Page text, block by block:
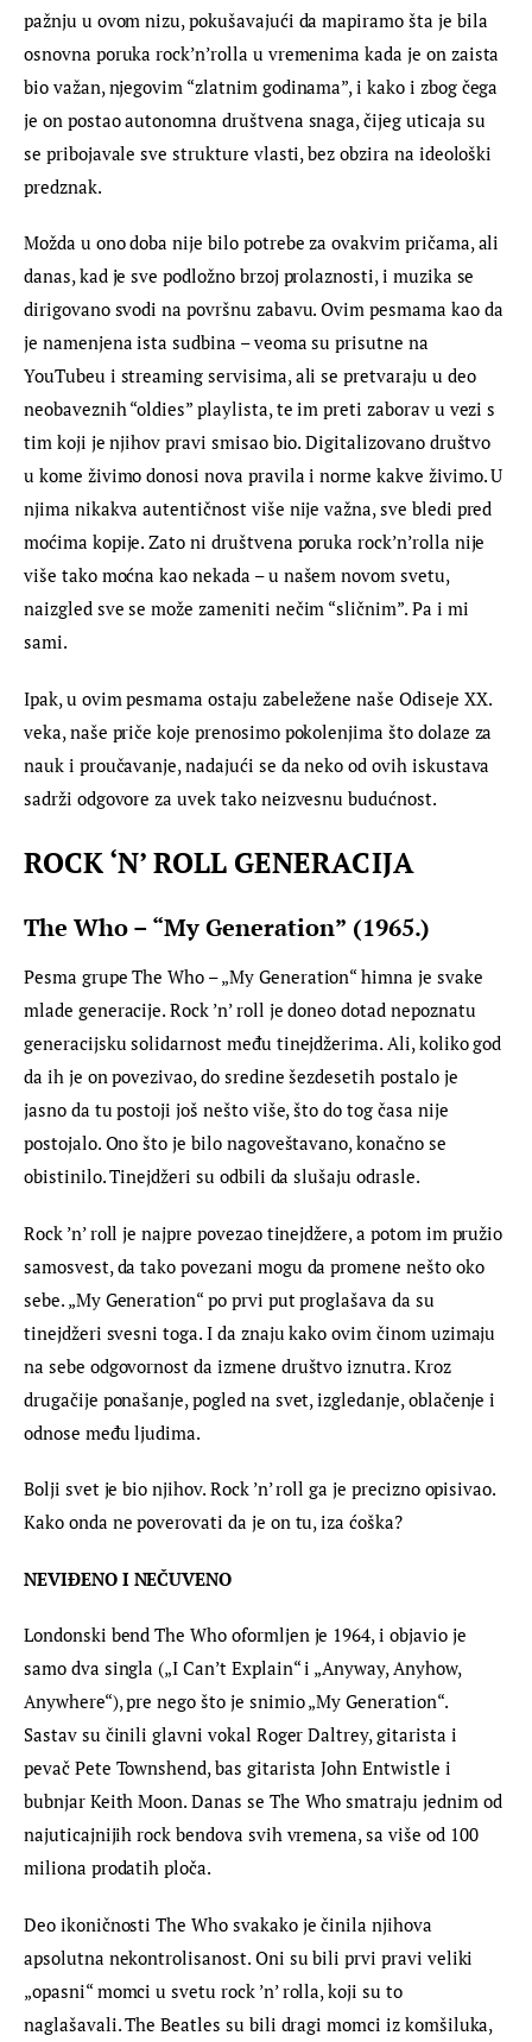
pažnju u ovom nizu, pokušavajući da mapiramo šta je bila
osnovna poruka rock’n’rolla u vremenima kada je on zaista
bio važan, njegovim “zlatnim godinama”, i kako i zbog čega
je on postao autonomna društvena snaga, čijeg uticaja su
se pribojavale sve strukture vlasti, bez obzira na ideološki
predznak.
Možda u ono doba nije bilo potrebe za ovakvim pričama, ali
danas, kad je sve podložno brzoj prolaznosti, i muzika se
dirigovano svodi na površnu zabavu. Ovim pesmama kao da
je namenjena ista sudbina – veoma su prisutne na
YouTubeu i streaming servisima, ali se pretvaraju u deo
neobaveznih “oldies” playlista, te im preti zaborav u vezi s
tim koji je njihov pravi smisao bio. Digitalizovano društvo
u kome živimo donosi nova pravila i norme kakve živimo. U
njima nikakva autentičnost više nije važna, sve bledi pred
moćima kopije. Zato ni društvena poruka rock’n’rolla nije
više tako moćna kao nekada – u našem novom svetu,
naizgled sve se može zameniti nečim “sličnim”. Pa i mi
sami.
Ipak, u ovim pesmama ostaju zabeležene naše Odiseje XX.
veka, naše priče koje prenosimo pokolenjima što dolaze za
nauk i proučavanje, nadajući se da neko od ovih iskustava
sadrži odgovore za uvek tako neizvesnu budućnost.
ROCK ‘N’ ROLL GENERACIJA
The Who – “My Generation” (1965.)
Pesma grupe The Who – „My Generation“ himna je svake
mlade generacije. Rock ’n’ roll je doneo dotad nepoznatu
generacijsku solidarnost među tinejdžerima. Ali, koliko god
da ih je on povezivao, do sredine šezdesetih postalo je
jasno da tu postoji još nešto više, što do tog časa nije
postojalo. Ono što je bilo nagoveštavano, konačno se
obistinilo. Tinejdžeri su odbili da slušaju odrasle.
Rock ’n’ roll je najpre povezao tinejdžere, a potom im pružio
samosvest, da tako povezani mogu da promene nešto oko
sebe. „My Generation“ po prvi put proglašava da su
tinejdžeri svesni toga. I da znaju kako ovim činom uzimaju
na sebe odgovornost da izmene društvo iznutra. Kroz
drugačije ponašanje, pogled na svet, izgledanje, oblačenje i
odnose među ljudima.
Bolji svet je bio njihov. Rock ’n’ roll ga je precizno opisivao.
Kako onda ne poverovati da je on tu, iza ćoška?
NEVIĐENO I NEČUVENO
Londonski bend The Who oformljen je 1964, i objavio je
samo dva singla („I Can’t Explain“ i „Anyway, Anyhow,
Anywhere“), pre nego što je snimio „My Generation“.
Sastav su činili glavni vokal Roger Daltrey, gitarista i
pevač Pete Townshend, bas gitarista John Entwistle i
bubnjar Keith Moon. Danas se The Who smatraju jednim od
najuticajnijih rock bendova svih vremena, sa više od 100
miliona prodatih ploča.
Deo ikoničnosti The Who svakako je činila njihova
apsolutna nekontrolisanost. Oni su bili prvi pravi veliki
„opasni“ momci u svetu rock ’n’ rolla, koji su to
naglašavali. The Beatles su bili dragi momci iz komšiluka,